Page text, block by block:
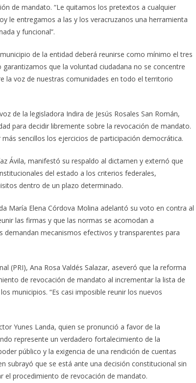
de mandato. “Le quitamos los pretextos a cualquier
le entregamos a las y los veracruzanos una herramienta
y funcional”.
de la entidad deberá reunirse como mínimo el tres
que la voluntad ciudadana no se concentre
la voz de nuestras comunidades en todo el territorio
de la legisladora Indira de Jesús Rosales San Román,
para decidir libremente sobre la revocación de mandato.
sencillos los ejercicios de participación democrática.
Ávila, manifestó su respaldo al dictamen y externó que
del estado a los criterios federales,
dentro de un plazo determinado.
María Elena Córdova Molina adelantó su voto en contra al
las firmas y que las normas se acomodan a
demandan mecanismos efectivos y transparentes para
(PRI), Ana Rosa Valdés Salazar, aseveró que la reforma
de revocación de mandato al incrementar la lista de
municipios. “Es casi imposible reunir los nuevos
Yunes Landa, quien se pronunció a favor de la
represente un verdadero fortalecimiento de la
público y la exigencia de una rendición de cuentas
subrayó que se está ante una decisión constitucional sin
el procedimiento de revocación de mandato.